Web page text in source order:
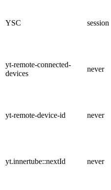
YSC session
yt-remote-connected-
devices
never
yt-remote-device-id never
yt.innertube::nextId never